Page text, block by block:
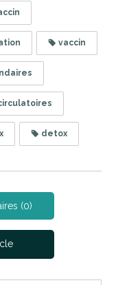
vaccin
detox
(0)